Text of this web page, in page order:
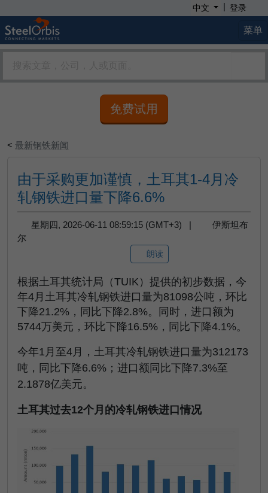
中文 | 登录
菜单
免费试用
< 最新钢铁新闻
由于采购更加谨慎，土耳其1-4月冷
轧钢铁进口量下降6.6%
星期四, 2026-06-11 08:59:15 (GMT+3) |
伊斯坦布
尔
朗读
根据土耳其统计局（TUIK）提供的初步数据，今
年4月土耳其冷轧钢铁进口量为81098公吨，环比
下降21.2%，同比下降2.8%。同时，进口额为
5744万美元，环比下降16.5%，同比下降4.1%。
今年1月至4月，土耳其冷轧钢铁进口量为312173
吨，同比下降6.6%；进口额同比下降7.3%至
2.1878亿美元。
土耳其过去12个月的冷轧钢铁进口情况